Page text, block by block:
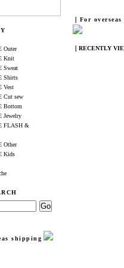
Outer
Knit
Sweat
Shirts
Vest
Cut sew
Bottom
Jewelry
FLASH &
Other
Kids
shipping
｜For
｜RECENTLY